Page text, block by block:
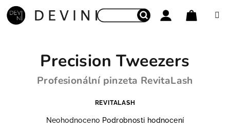
Přejít na obsah
Precision Tweezers
Profesionální pinzeta RevitaLash
REVITALASH
Průměrné hodnocení produktu je 0,0 z 5 hvězdiček.
Neohodnoceno Podrobnosti hodnocení